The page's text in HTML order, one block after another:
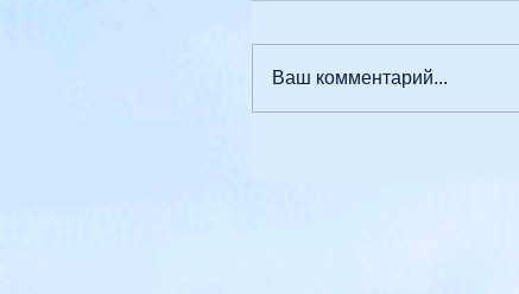
Ваш комментарий...